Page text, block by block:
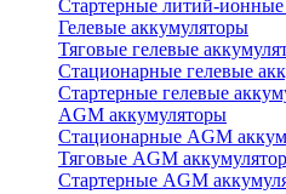
Стартерные литий-
Гелевые аккумуляторы
Тяговые гелевые
Стационарные гелевые
Стартерные гелевые
AGM аккумуляторы
Стационарные AGM
Тяговые AGM
Стартерные AGM